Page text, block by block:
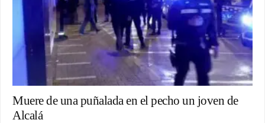
Muere de una puñalada en el pecho un joven de
Alcalá